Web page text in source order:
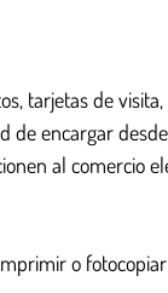
tarjetas de visita,
de encargar
al comercio
o